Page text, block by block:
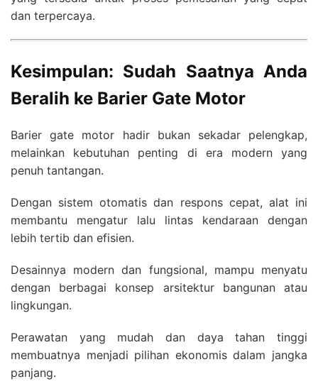
dan terpercaya.
Kesimpulan: Sudah Saatnya Anda
Beralih ke Barier Gate Motor
Barier gate motor hadir bukan sekadar pelengkap,
melainkan kebutuhan penting di era modern yang
penuh tantangan.
Dengan sistem otomatis dan respons cepat, alat ini
membantu mengatur lalu lintas kendaraan dengan
lebih tertib dan efisien.
Desainnya modern dan fungsional, mampu menyatu
dengan berbagai konsep arsitektur bangunan atau
lingkungan.
Perawatan yang mudah dan daya tahan tinggi
membuatnya menjadi pilihan ekonomis dalam jangka
panjang.